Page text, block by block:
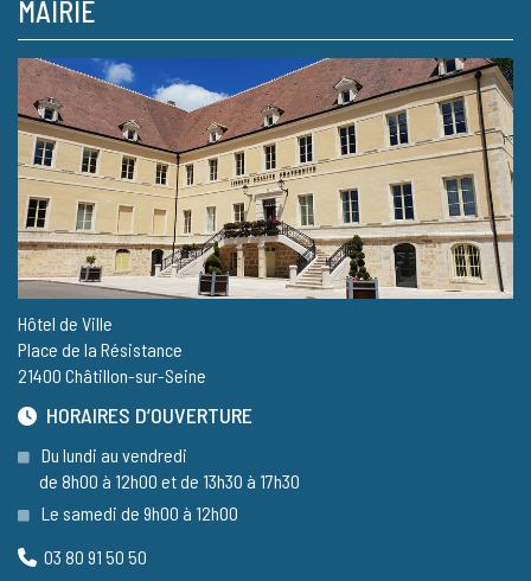
MAIRIE
Hôtel de Ville
Place de la Résistance
21400 Châtillon-sur-Seine
HORAIRES D’OUVERTURE
Du lundi au vendredi
de 8h00 à 12h00 et de 13h30 à 17h30
Le samedi de 9h00 à 12h00
03 80 91 50 50